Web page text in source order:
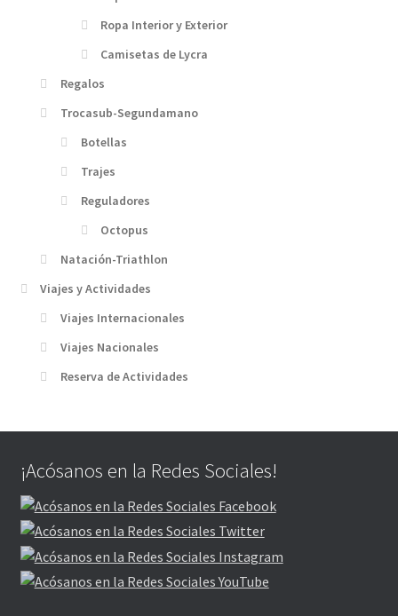
Ropa Interior y Exterior
Camisetas de Lycra
Regalos
Trocasub-Segundamano
Botellas
Trajes
Reguladores
Octopus
Natación-Triathlon
Viajes y Actividades
Viajes Internacionales
Viajes Nacionales
Reserva de Actividades
¡Acósanos en la Redes Sociales!